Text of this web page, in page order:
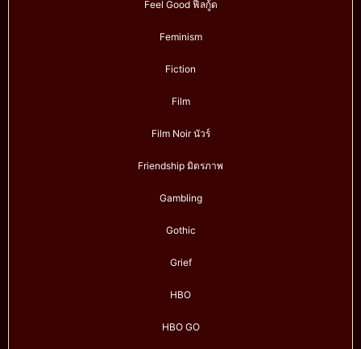
Feel Good ฟีลกู้ด
Feminism
Fiction
Film
Film Noir นัวร์
Friendship มิตรภาพ
Gambling
Gothic
Grief
HBO
HBO GO